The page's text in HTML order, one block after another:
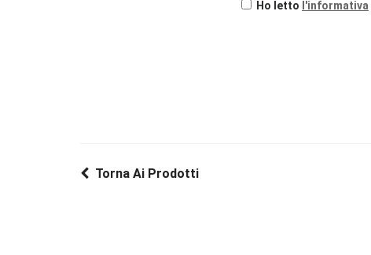
Ho letto l'informativa
Torna Ai Prodotti